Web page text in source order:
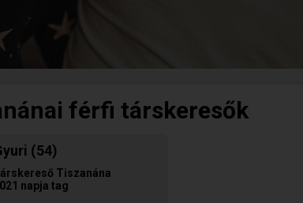
férfi társkeresők
(54)
Tiszanána
napja tag